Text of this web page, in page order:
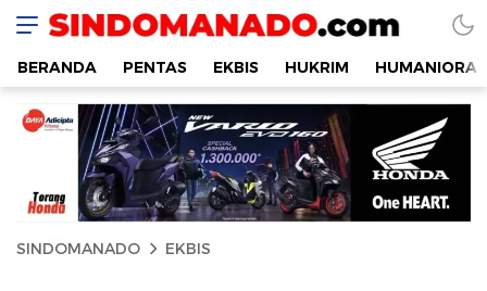
SINDOMANADO
Informatif dan Edukatif
BERANDA PENTAS EKBIS HUKRIM HUMANIORA
SINDOMANADO EKBIS